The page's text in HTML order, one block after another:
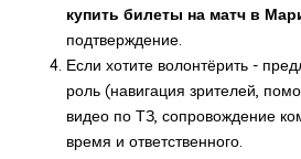
купить билеты на матч в
подтверждение.
Если хотите волонтёрить -
роль (навигация зрителей,
видео по ТЗ, сопровождение
время и ответственного.